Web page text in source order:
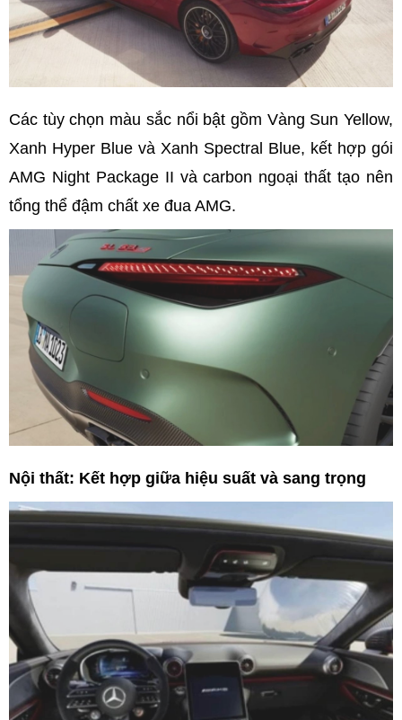
Các tùy chọn màu sắc nổi bật gồm Vàng Sun Yellow,
Xanh Hyper Blue và Xanh Spectral Blue, kết hợp gói
AMG Night Package II và carbon ngoại thất tạo nên
tổng thể đậm chất xe đua AMG.
Nội thất: Kết hợp giữa hiệu suất và sang trọng